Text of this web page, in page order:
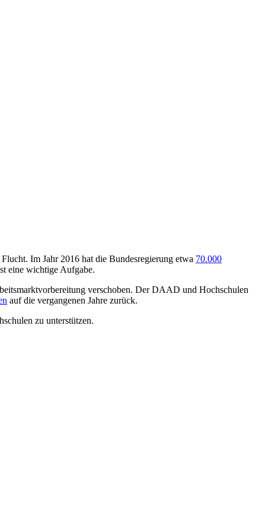
Im Jahr 2016 hat die Bundesregierung etwa 70.000
eine wichtige Aufgabe.
verschoben. Der DAAD und Hochschulen
auf die vergangenen Jahre zurück.
zu unterstützen.